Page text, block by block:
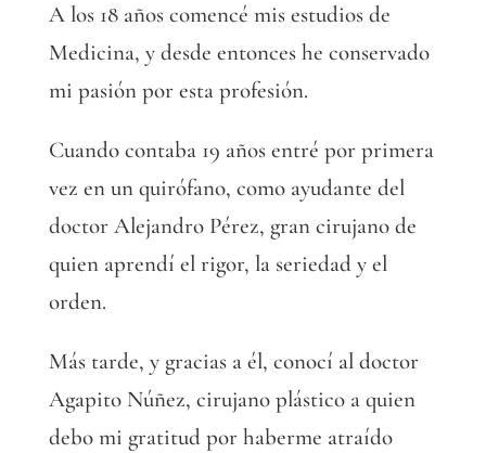
A los 18 años comencé mis estudios de
Medicina, y desde entonces he conservado
mi pasión por esta profesión.
Cuando contaba 19 años entré por primera
vez en un quirófano, como ayudante del
doctor Alejandro Pérez, gran cirujano de
quien aprendí el rigor, la seriedad y el
orden.
Más tarde, y gracias a él, conocí al doctor
Agapito Núñez, cirujano plástico a quien
debo mi gratitud por haberme atraído